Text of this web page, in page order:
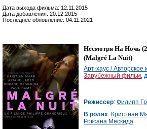
Дата выхода фильма: 12.11.2015
Дата добавления: 20.12.2015
Последнее обновление: 04.11.2021
Несмотря На Ночь
(Malgré La Nuit)
Арт-хаус / Авторское
Зарубежный фильм,
Режиссер: Филипп
В ролях: Кристиан
Роксана Мескида